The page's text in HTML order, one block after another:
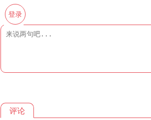
登录
评论